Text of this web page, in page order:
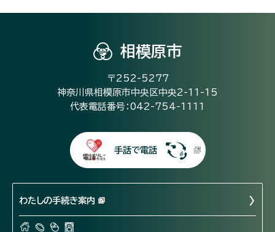
相模原市
〒252-5277
神奈川県相模原市中央区中央2-11-15
代表電話番号：042-754-1111
手話で電話
わたしの手続き案内